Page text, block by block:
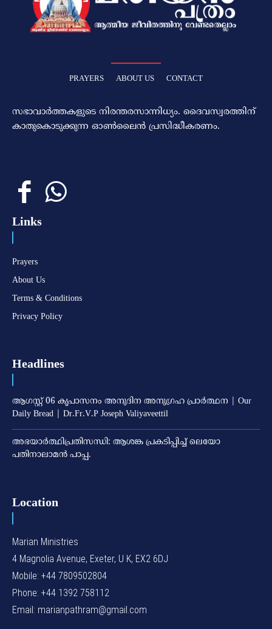
PRAYERS ABOUT US CONTACT
സഭാവാര്‍ത്തകളുടെ നിരന്തരസാന്നിധ്യം. ദൈവസ്വരത്തിന്‌
കാതുകൊടുക്കുന്ന ഓണ്‍ലൈന്‍ പ്രസിദ്ധീകരണം.
Links
Prayers
About Us
Terms & Conditions
Privacy Policy
Headlines
ആഗസ്റ്റ് 06 കൃപാസനം അനുദിന അനുഗ്രഹ പ്രാർത്ഥന | Our
Daily Bread | Dr.Fr.V.P Joseph Valiyaveettil
അഭയാര്‍ത്ഥിപ്രതിസന്ധി: ആശങ്ക പ്രകടിപ്പിച്ച് ലെയോ
പതിനാലാമന്‍ പാപ്പ.
Location
Marian Ministries
4 Magnolia Avenue, Exeter, U K, EX2 6DJ
Mobile: +44 7809502804
Phone: +44 1392 758112
Email: marianpathram@gmail.com